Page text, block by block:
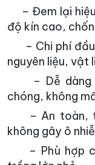
– Đem lại hiệu
độ kín cao,
– Chi phí đầu
nguyên liệu, vật
– Dễ dàng
chóng, không
– An toàn,
không gây ô
– Phù hợp